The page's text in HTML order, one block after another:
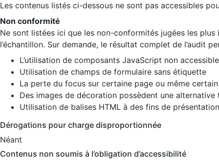
Les contenus listés ci-dessous ne sont pas accessibles
Non conformité
Ne sont listées ici que les non-conformités jugées les
l’échantillon. Sur demande, le résultat complet de l’audit
L’utilisation de composants JavaScript non
Utilisation de champs de formulaire sans étiquette
La perte du focus sur certaine page ou même
Des images de décoration possèdent une alternative
Utilisation de balises HTML à des fins de
Dérogations pour charge disproportionnée
Néant
Contenus non soumis à l’obligation d’accessibilité